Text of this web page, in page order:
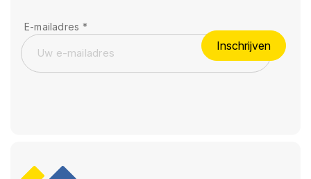
E-mailadres *
Inschrijven